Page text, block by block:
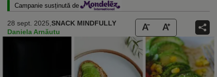
Campanie susținută de
28 sept. 2025, SNACK MINDFULLY
Daniela Arnăutu